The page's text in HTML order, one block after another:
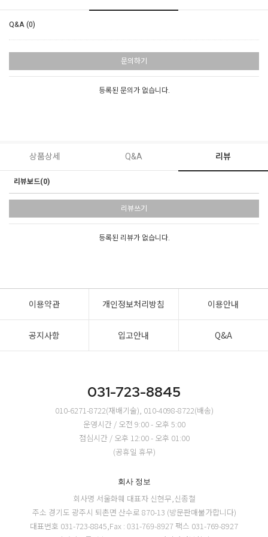
Q&A (0)
문의하기
등록된 문의가 없습니다.
상품상세 Q&A 리뷰
리뷰보드(0)
리뷰쓰기
등록된 리뷰가 없습니다.
이용약관 개인정보처리방침 이용안내
공지사항 입고안내 Q&A
031-723-8845
010-6271-8722(재배기술), 010-4098-8722(배송)
운영시간 / 오전 9:00 - 오후 5:00
점심시간 / 오후 12:00 - 오후 01:00
(공휴일 휴무)
회사 정보
회사명 서울화훼 대표자 신현무,신종철
주소 경기도 광주시 퇴촌면 산수로 870-13 (방문판매불가합니다)
대표번호 031-723-8845,Fax : 031-769-8927 팩스 031-769-8927